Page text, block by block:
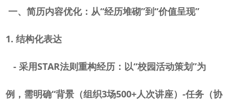
一、简历内容优化：从“经历堆砌”到“价值呈现”
1.结构化表达
-采用STAR法则重构经历：以“校园活动策划”为
例，需明确“背景（组织3场500+人次讲座）-任务（协